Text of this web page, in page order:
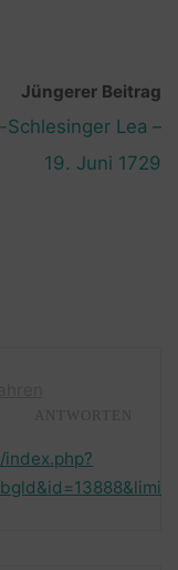
Jüngerer Beitrag
Schlesinger Lea –
19. Juni 1729